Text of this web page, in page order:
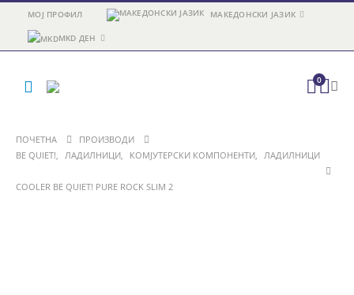
МОЈ ПРОФИЛ МАКЕДОНСКИ ЈАЗИК
MKD ДЕН
0
ПОЧЕТНА
ПРОИЗВОДИ
BE QUIET!, ЛАДИЛНИЦИ, КОМЈУТЕРСКИ КОМПОНЕНТИ, ЛАДИЛНИЦИ
COOLER BE QUIET! PURE ROCK SLIM 2